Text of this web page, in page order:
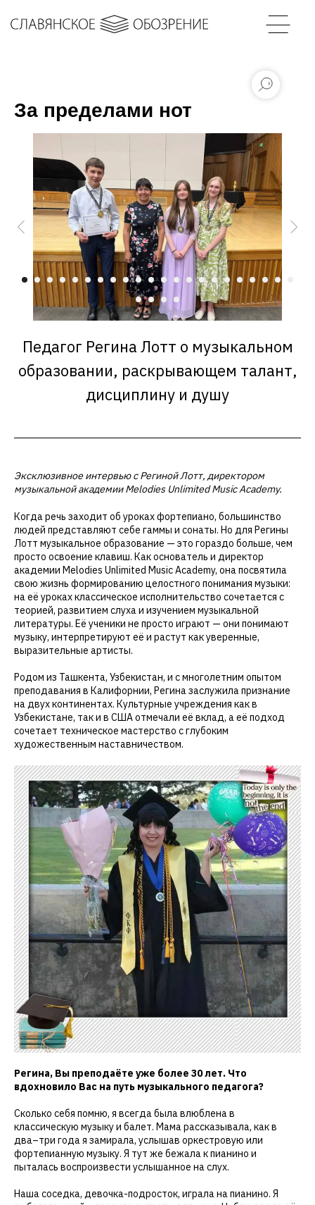
За пределами нот
Педагог Регина Лотт о музыкальном
образовании, раскрывающем талант,
дисциплину и душу
Эксклюзивное интервью с Региной Лотт, директором
музыкальной академии Melodies Unlimited Music Academy.
Когда речь заходит об уроках фортепиано, большинство
людей представляют себе гаммы и сонаты. Но для Регины
Лотт музыкальное образование — это гораздо больше, чем
просто освоение клавиш. Как основатель и директор
академии Melodies Unlimited Music Academy, она посвятила
свою жизнь формированию целостного понимания музыки:
на её уроках классическое исполнительство сочетается с
теорией, развитием слуха и изучением музыкальной
литературы. Её ученики не просто играют — они понимают
музыку, интерпретируют её и растут как уверенные,
выразительные артисты.
Родом из Ташкента, Узбекистан, и с многолетним опытом
преподавания в Калифорнии, Регина заслужила признание
на двух континентах. Культурные учреждения как в
Узбекистане, так и в США отмечали её вклад, а её подход
сочетает техническое мастерство с глубоким
художественным наставничеством.
Регина, Вы преподаёте уже более 30 лет. Что
вдохновило Вас на путь музыкального педагога?
Сколько себя помню, я всегда была влюблена в
классическую музыку и балет. Мама рассказывала, как в
два–три года я замирала, услышав оркестровую или
фортепианную музыку. Я тут же бежала к пианино и
пыталась воспроизвести услышанное на слух.
Наша соседка, девочка-подросток, играла на пианино. Я